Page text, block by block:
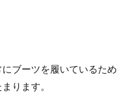
ブーツを履いているため
ります。